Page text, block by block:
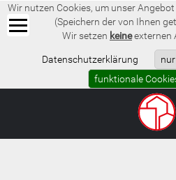
Wir nutzen Cookies, um unser
(Speichern der von Ihnen
Wir setzen keineexternen
Datenschutzerklärung
funktionale